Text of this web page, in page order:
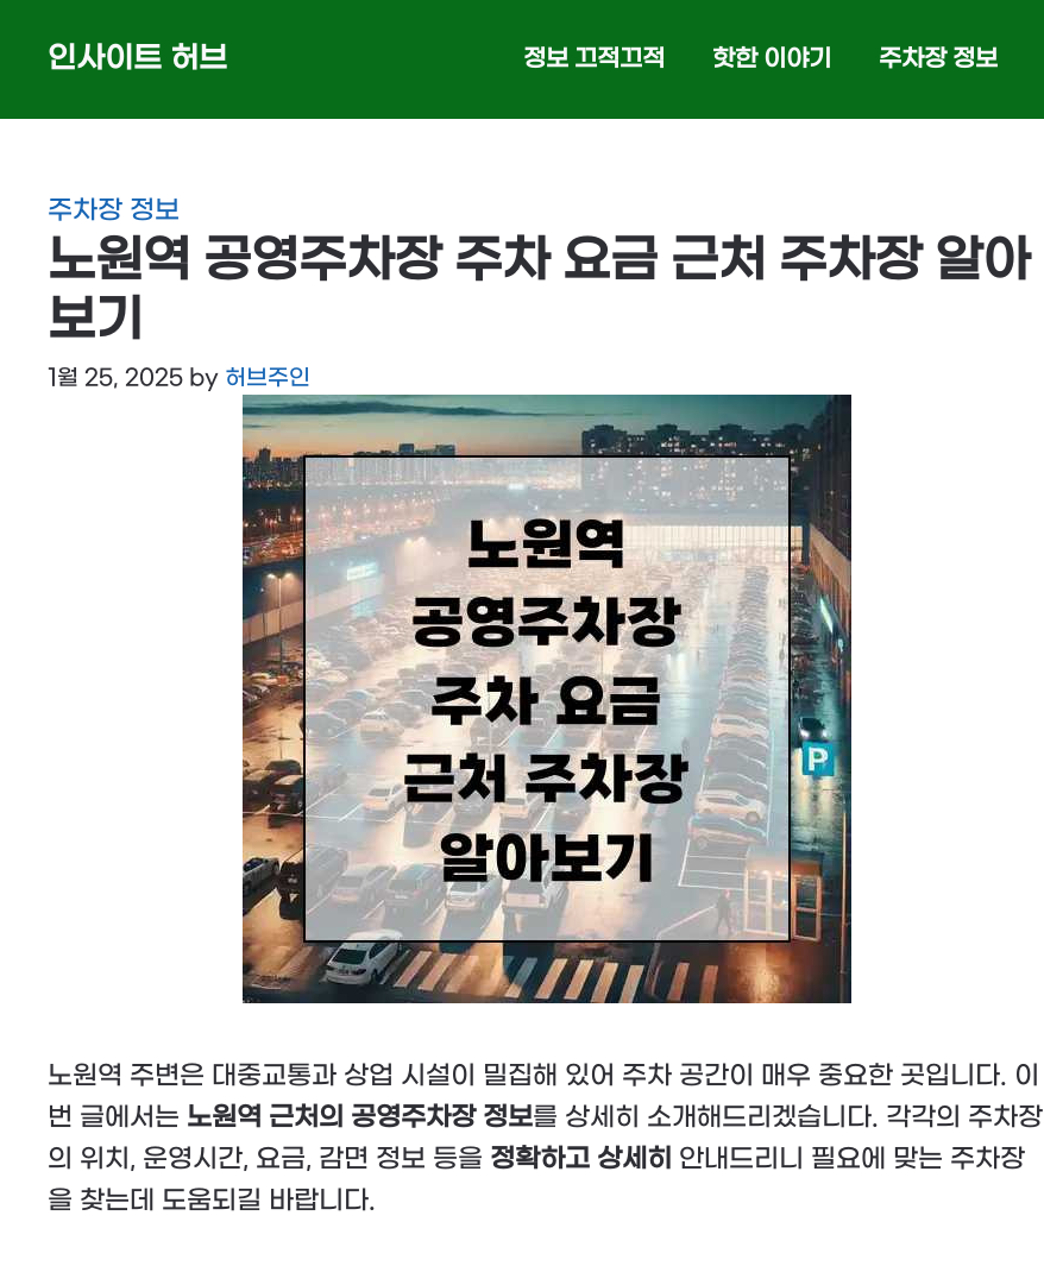
인사이트 허브 정보 끄적끄적 핫한 이야기 주차장 정보
주차장 정보
노원역 공영주차장 주차 요금 근처 주차장 알아
보기
1월 25, 2025 by 허브주인
노원역 주변은 대중교통과 상업 시설이 밀집해 있어 주차 공간이 매우 중요한 곳입니다. 이
번 글에서는 노원역 근처의 공영주차장 정보를 상세히 소개해드리겠습니다. 각각의 주차장
의 위치, 운영시간, 요금, 감면 정보 등을 정확하고 상세히 안내드리니 필요에 맞는 주차장
을 찾는데 도움되길 바랍니다.